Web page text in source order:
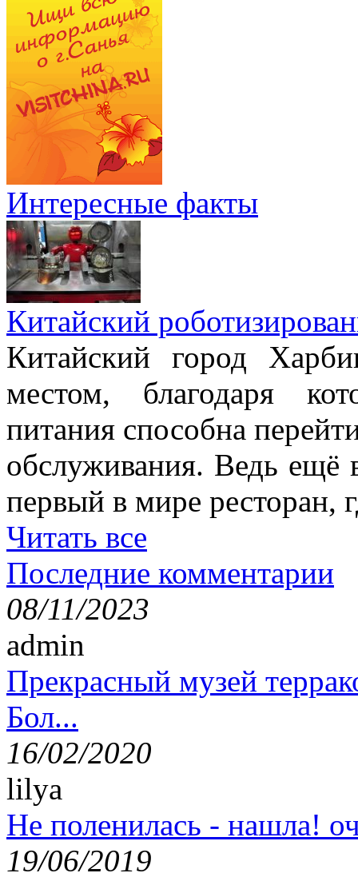
Интересные факты
Китайский
Китайский город
местом, благодаря
питания способна
обслуживания. Ведь ещё
первый в мире ресторан,
Читать все
Последние комментарии
08/11/2023
admin
Прекрасный музей
Бол...
16/02/2020
lilya
Не поленилась - нашла!
19/06/2019